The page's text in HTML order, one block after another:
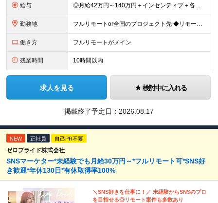
給与 ◎月給42万円～140万円＋インセンティブ＋各種手当 ・エンジニア平均年収640万円 ・入社したエンジニア全員年収UP！平均180万円UP！ ・還元率80~95%！平均還元率86.9% ・単価連動型⇒
勤務地 フルリモートor全国のプロジェクト先 ◆リモート実施率93%（リモート／出社の頻度も自分で選べる） ◆UIターン歓迎！転勤なし ※(変更の範囲)上記を除く当社関連勤務地 ＼独立した評価機関による評価
働き方 フルリモートがメイン
残業時間 10時間以内
求人を見る 検討中に入れる
掲載終了予定日： 2026.08.17
NEW 正社員 自己PR不要
ゼロプライド株式会社
SNSマーケター*未経験でも月給30万円～*フルリモート可*SNS好
き歓迎*年休130日*有休取得率100%
＼SNS好きを仕事に！／ 未経験からSNSのプロ
を目指せる◎リモート案件も多数あり